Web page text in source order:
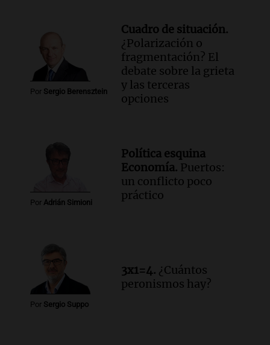
Por Sergio Berensztein
Cuadro de situación.
¿Polarización o
fragmentación? El
debate sobre la grieta
y las terceras
opciones
Por Adrián Simioni
Política esquina
Economía. Puertos:
un conflicto poco
práctico
Por Sergio Suppo
3x1=4. ¿Cuántos
peronismos hay?